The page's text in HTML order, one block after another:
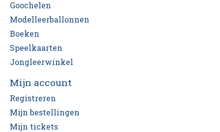
Goochelen
Modelleerballonnen
Boeken
Speelkaarten
Jongleerwinkel
Mijn account
Registreren
Mijn bestellingen
Mijn tickets